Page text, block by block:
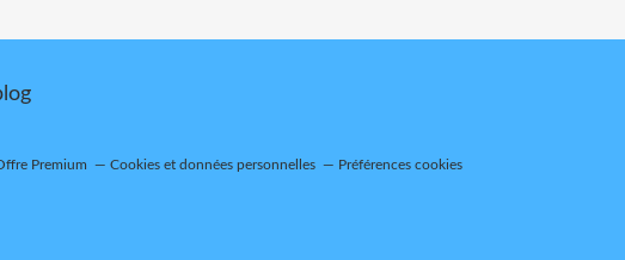
Premium Cookies et données personnelles Préférences cookies